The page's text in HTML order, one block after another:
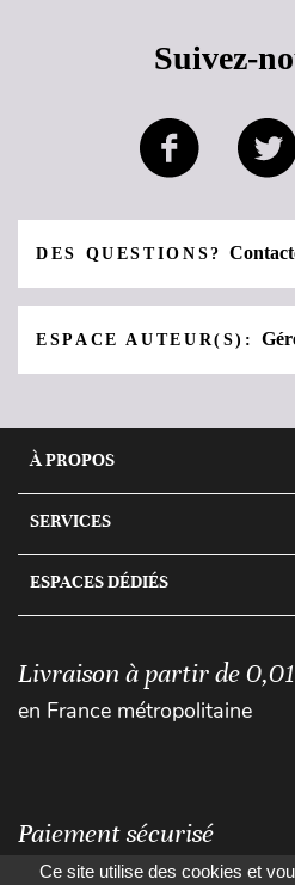
Suivez-
DES QUESTIONS?
ESPACE AUTEUR(S):
À PROPOS
SERVICES
ESPACES DÉDIÉS
Livraison à partir de
en France métropolitaine
Paiement sécurisé
Ce site utilise des cookies et